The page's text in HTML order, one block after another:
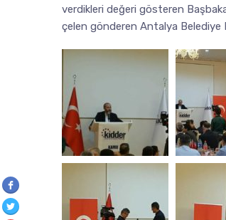
verdikleri değeri gösteren
çelen gönderen Antalya Belediye